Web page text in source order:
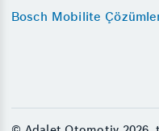
Bosch Mobilite